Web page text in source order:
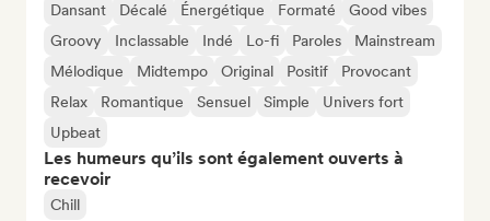
Dansant
Décalé Énergétique Formaté
Good vibes
Groovy
Inclassable Indé Lo-fi Paroles
Mainstream
Mélodique
Midtempo Original Positif
Provocant
Relax
Romantique Sensuel Simple
Univers fort
Upbeat
Les humeurs qu’ils sont également ouverts à
recevoir
Chill